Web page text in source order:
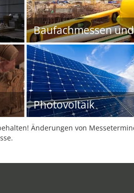
Baufachmessen
Photovoltaik
Änderungen von